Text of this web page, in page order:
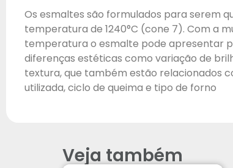
Os esmaltes são formulados para serem
temperatura de 1240°C (cone 7). Com a
temperatura o esmalte pode apresentar
diferenças estéticas como variação de
textura, que também estão relacionados
utilizada, ciclo de queima e tipo de forno
Veja também